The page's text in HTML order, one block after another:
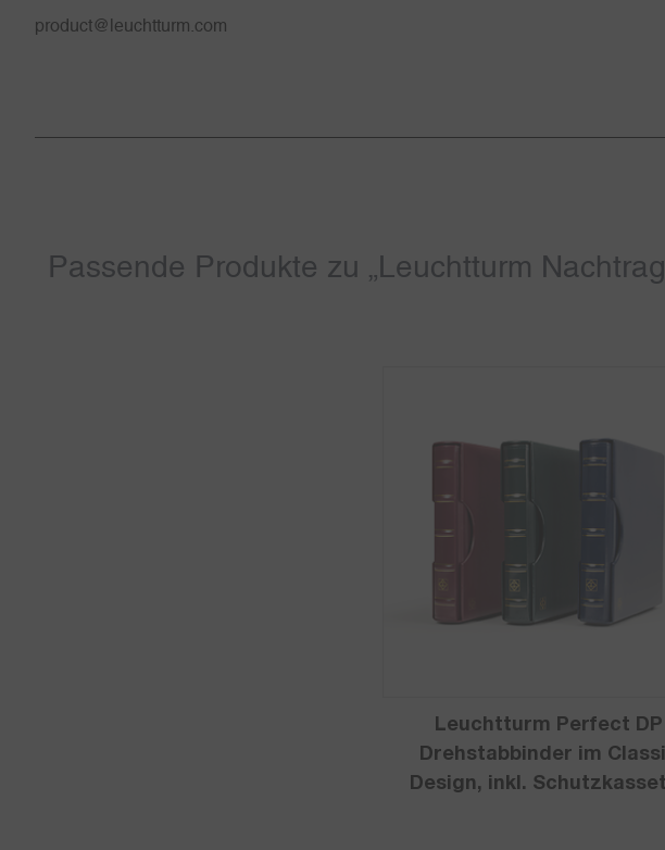
product@leuchtturm.com
Passende Produkte zu „Leuchtturm
Leuchtturm Perfect DP
Drehstabbinder im
Design, inkl.